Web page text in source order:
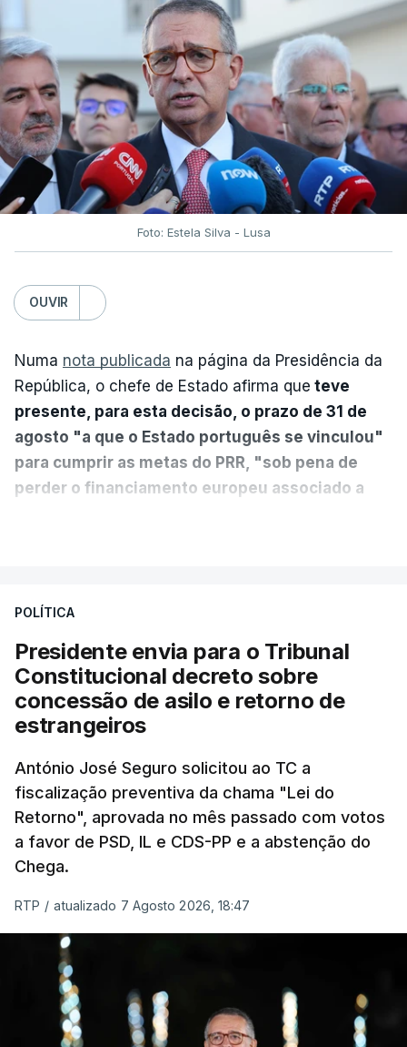
Foto: Estela Silva - Lusa
OUVIR
Numa nota publicada na página da Presidência da
República, o chefe de Estado afirma que teve
presente, para esta decisão, o prazo de 31 de
agosto "a que o Estado português se vinculou"
para cumprir as metas do PRR, "sob pena de
perder o financiamento europeu associado a
sistema mais simples, mais justo e transparente".
"Sempre que seja possível reduzir burocracias,
eliminar sobreposições e garantir que os apoios
chegam a quem mais necessita, estaremos a dar
um passo na direção certa", argumenta o
Presidente da República.
Assegurar que "ninguém é
prejudicado"
O Preisdente deixa, no entanto, deixa alguns
avisos:uma reforma desta dimensão "deve ter
como primeiro critério a proteção das pessoas"
e "nenhum processo de simplificação pode
traduzir-se numa diminuição da proteção
POLÍTICA
Presidente envia para o Tribunal
Constitucional decreto sobre
concessão de asilo e retorno de
estrangeiros
António José Seguro solicitou ao TC a
fiscalização preventiva da chama "Lei do
Retorno", aprovada no mês passado com votos
a favor de PSD, IL e CDS-PP e a abstenção do
Chega.
RTP / atualizado 7 Agosto 2026, 18:47